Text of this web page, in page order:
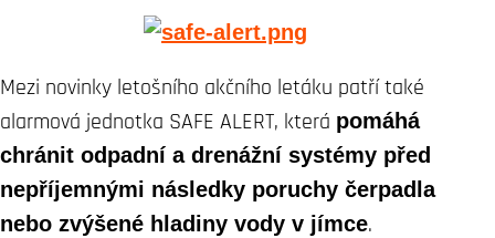
Mezi novinky letošního akčního letáku patří také
alarmová jednotka SAFE ALERT, která pomáhá
chránit odpadní a drenážní systémy před
nepříjemnými následky poruchy čerpadla
nebo zvýšené hladiny vody v jímce.